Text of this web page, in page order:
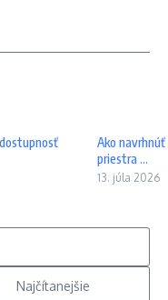
Ako
priestra ...
13. júla 2026
Najčítanejšie